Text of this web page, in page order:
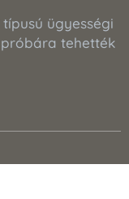
típusú ügyességi
tehették